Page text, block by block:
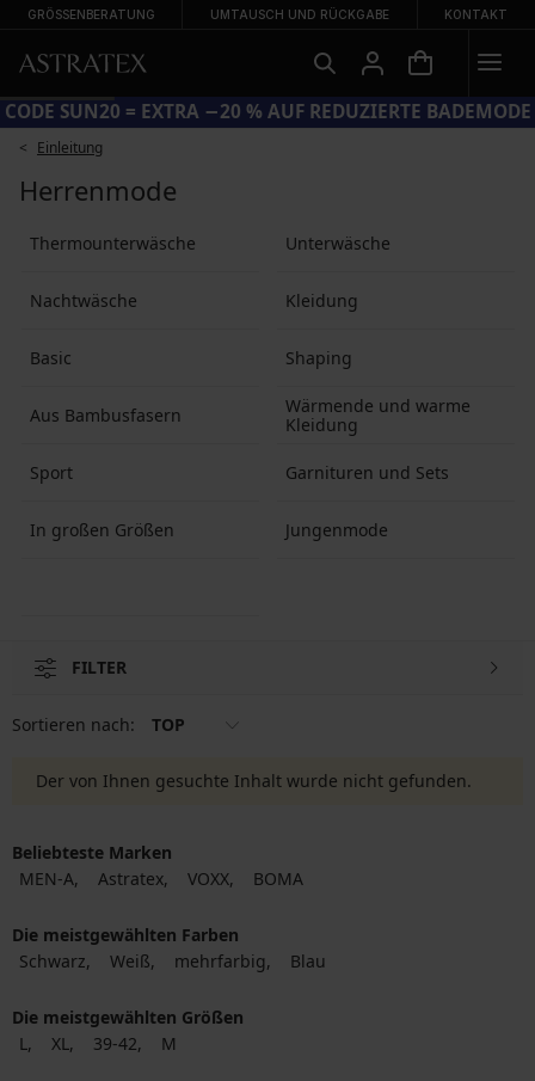
GRÖSSENBERATUNG UMTAUSCH UND RÜCKGABE KONTAKT
CODE SUN20 = EXTRA −20 % AUF REDUZIERTE BADEMODE
Einleitung
Herrenmode
Thermounterwäsche Unterwäsche
Nachtwäsche Kleidung
Basic Shaping
Aus Bambusfasern
Wärmende und warme
Kleidung
Sport Garnituren und Sets
In großen Größen Jungenmode
FILTER
Sortieren nach: TOP
Der von Ihnen gesuchte Inhalt wurde nicht gefunden.
Beliebteste Marken
MEN-A
Astratex VOXX BOMA
Die meistgewählten Farben
Schwarz
Weiß mehrfarbig Blau
Die meistgewählten Größen
L
XL 39-42 M